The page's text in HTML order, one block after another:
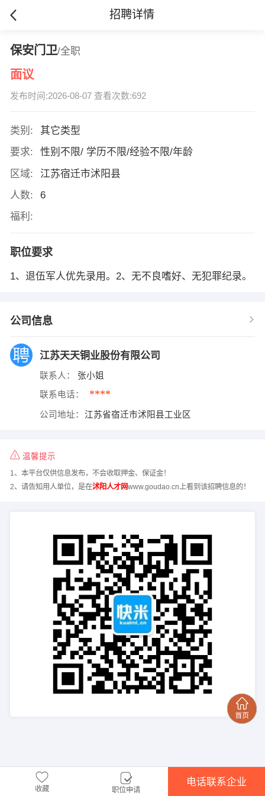
招聘详情
保安门卫/全职
面议
发布时间:2026-08-07 查看次数:692
类别:
其它类型
要求:
性别不限/ 学历不限/经验不限/年龄
区域:
江苏宿迁市沭阳县
人数:
6
福利:
职位要求
1、退伍军人优先录用。2、无不良嗜好、无犯罪纪录。
公司信息
江苏天天铜业股份有限公司
联系人： 张小姐
联系电话： ****
公司地址： 江苏省宿迁市沭阳县工业区
温馨提示
1、本平台仅供信息发布，不会收取押金、保证金！
2、请告知用人单位，是在沭阳人才网www.goudao.cn上看到该招聘信息的！
收藏 职位申请
电话联系企业